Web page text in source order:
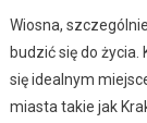
Wiosna,
budzić się do życia.
się idealnym
miasta takie jak